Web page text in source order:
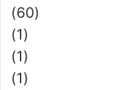
(60)
(1)
(1)
(1)